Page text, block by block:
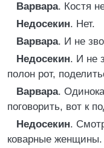
Варвара. Костя
Недосекин. Нет.
Варвара. И не
Недосекин. И не
полон рот,
Варвара.
поговорить, вот к
Недосекин.
коварные